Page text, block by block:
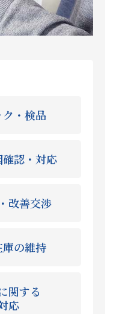
・検品
認・対応
改善交渉
の維持
関する
応